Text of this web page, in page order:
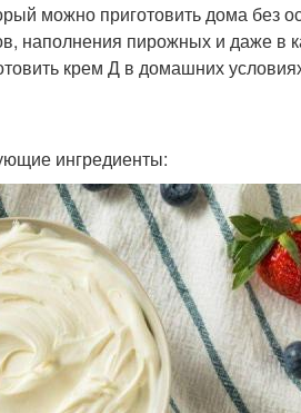
можно приготовить дома без
наполнения пирожных и даже в
крем Д в домашних
ингредиенты: